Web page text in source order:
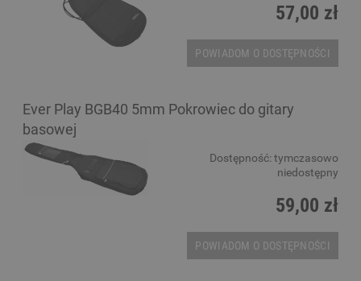
57,00 zł
POWIADOM O DOSTĘPNOŚCI
Ever Play BGB40 5mm Pokrowiec do gitary
basowej
Dostępność: tymczasowo
niedostępny
59,00 zł
POWIADOM O DOSTĘPNOŚCI